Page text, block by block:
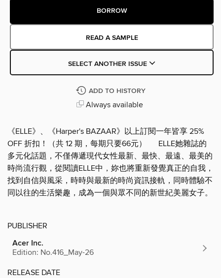
BORROW
READ A SAMPLE
SELECT ANOTHER ISSUE
ADD TO HISTORY
Always available
《ELLE》、《Harper's BAZAAR》以上訂閱一年皆享 25%
OFF 折扣！（共 12 期，每期只要66元） ELLE她雜誌的
多元化話題，不僅傳遞現代女性最新、最快、最遠、最美的
時尚流行觀，從閱讀ELLE中，妳也將重新發覺真正的自我，
找到自信與風采，時時與最新的時尚資訊接軌，同時體驗不
同以往的生活樂趣，成為一個與眾不同的新世紀美麗女子。
PUBLISHER
Acer Inc.
Edition: No.416_May-26
RELEASE DATE